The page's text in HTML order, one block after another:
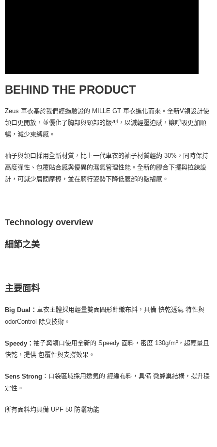
BEHIND THE PRODUCT
Zeus 車衣基於我們經過驗證的 MILLE GT 車衣進化而來。全新V領設計使
領口更開放，並優化了胸部與頸部的版型，以減輕壓迫感，讓呼吸更加順
暢，減少束縛感。
袖子與領口採用全新材質，比上一代車衣的袖子材質輕約 30%，同時保持
高度彈性、包覆貼合感與優異的濕氣管理性能。全新的膠合下擺與拉鍊設
計，可減少層間摩擦，並在騎行姿勢下降低腹部的皺褶感。
Technology overview
細節之美
主要面料
Big Dual： 車衣主體採用輕量雙面圓形針織布料，具備 快乾透氣 特性與
odorControl 除臭技術。
Speedy： 袖子與領口使用全新的 Speedy 面料，密度 130g/m²，超輕量且
快乾，提供 包覆性與支撐效果。
Sens Strong ：口袋區域採用透氣的 經編布料，具備 微蜂巢結構，提升穩
定性。
所有面料均具備 UPF 50 防曬功能